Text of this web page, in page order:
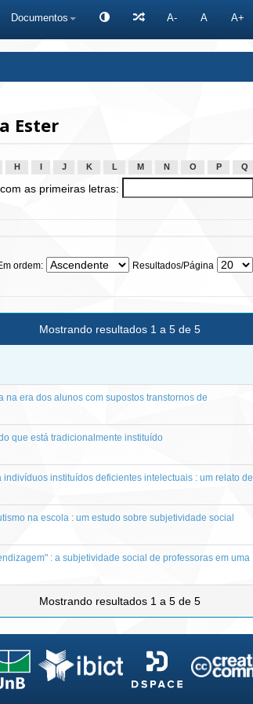
Documentos A- A A+
Ester
H J K L M N O P Q
as primeiras letras:
ordem: Resultados/Página
Mostrando resultados 1 a 5 de 5
era dos alunos com supostos transtornos de
que está tradicionalmente instituído
instituídos deficientes intelectuais : um relato de
na escola : um estudo sobre subjetividade social
: a subjetividade social de professoras em uma
Mostrando resultados 1 a 5 de 5